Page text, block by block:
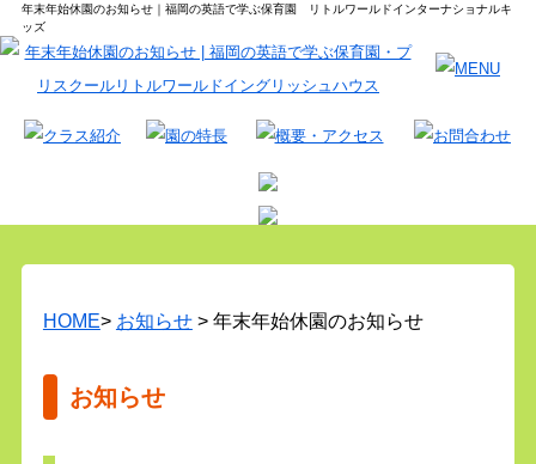
年末年始休園のお知らせ｜福岡の英語で学ぶ保育園 リトルワールドインターナショナルキ
ッズ
HOME> お知らせ> 年末年始休園のお知らせ
お知らせ